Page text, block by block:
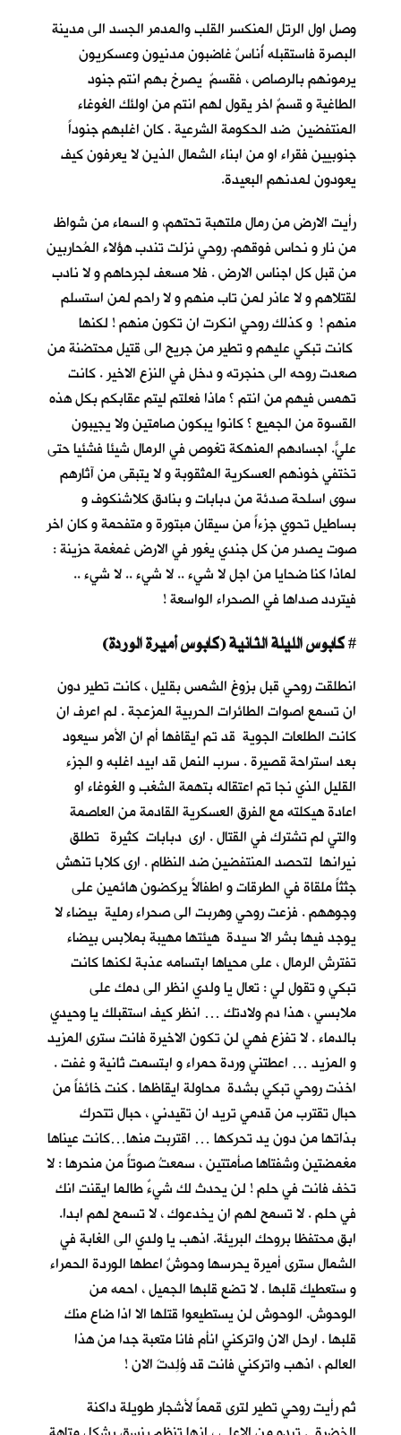
وصل اول الرتل المنكسر القلب والمدمر الجسد الى مدينة
البصرة فاستقبله أُناسٌ غاضبون مدنيون وعسكريون
يرمونهم بالرصاص ، فقسمٌ يصرخ بهم انتم جنود
الطاغية و قسمٌ اخر يقول لهم انتم من اولئك الغوغاء
المنتفضين ضد الحكومة الشرعية . كان اغلبهم جنوداً
جنوبيين فقراء او من ابناء الشمال الذين لا يعرفون كيف
يعودون لمدنهم البعيدة.
رأيت الارض من رمال ملتهبة تحتهم، و السماء من شواظ
من نار و نحاس فوقهم. روحي نزلت تندب هؤلاء المُحاربين
من قبل كل اجناس الارض . فلا مسعف لجرحاهم و لا نادب
لقتلاهم و لا عاذر لمن تاب منهم و لا راحم لمن استسلم
منهم ! و كذلك روحي انكرت ان تكون منهم ! لكنها
كانت تبكي عليهم و تطير من جريح الى قتيل محتضنة من
صعدت روحه الى حنجرته و دخل في النزع الاخير . كانت
تهمس فيهم من انتم ؟ ماذا فعلتم ليتم عقابكم بكل هذه
القسوة من الجميع ؟ كانوا يبكون صامتين ولا يجيبون
عليّ. اجسادهم المنهكة تغوص في الرمال شيئا فشئياً حتى
تختفي خوذهم العسكرية المثقوبة و لا يتبقى من آثارهم
سوى اسلحة صدئة من دبابات و بنادق كلاشنكوف و
بساطيل تحوي جزءاً من سيقان مبتورة و متفحمة و كان اخر
صوت يصدر من كل جندي يغور في الارض غمغمة حزينة :
لماذا كنا ضحايا من اجل لا شيء .. لا شيء .. لا شيء ..
فيتردد صداها في الصحراء الواسعة !
كابوس الليلة الثانية (كابوس أميرة الوردة)#
انطلقت روحي قبل بزوغ الشمس بقليل ، كانت تطير دون
ان تسمع اصوات الطائرات الحربية المزعجة . لم اعرف ان
كانت الطلعات الجوية قد تم ايقافها أم ان الأمر سيعود
بعد استراحة قصيرة . سرب النمل قد ابيد اغلبه و الجزء
القليل الذي نجا تم اعتقاله بتهمة الشغب و الغوغاء او
اعادة هيكلته مع الفرق العسكرية القادمة من العاصمة
والتي لم تشترك في القتال . ارى دبابات كثيرة تطلق
نيرانها لتحصد المنتفضين ضد النظام . ارى كلابا تنهش
جثثاً ملقاة في الطرقات و اطفالاً يركضون هائمين على
وجوههم . فزعت روحي وهربت الى صحراء رملية بيضاء لا
يوجد فيها بشر الا سيدة هيئتها مهيبة بملابس بيضاء
تفترش الرمال ، على محياها ابتسامه عذبة لكنها كانت
تبكي و تقول لي : تعال يا ولدي انظر الى دمك على
ملابسي ، هذا دم ولادتك … انظر كيف استقبلك يا وحيدي
بالدماء . لا تفزع فهي لن تكون الاخيرة فانت سترى المزيد
و المزيد … اعطتني وردة حمراء و ابتسمت ثانية و غفت .
اخذت روحي تبكي بشدة محاولة ايقاظها . كنت خائفاً من
حبال تقترب من قدمي تريد ان تقيدني ، حبال تتحرك
بذاتها من دون يد تحركها … اقتربت منها…كانت عيناها
مغمضتين وشفتاها صأمتتين ، سمعتُ صوتاً من منحرها : لا
تخف فانت في حلم ! لن يحدث لك شيءٌ طالما ايقنت انك
في حلم . لا تسمح لهم ان يخدعوك ، لا تسمح لهم ابدا.
ابق محتفظا بروحك البريئة. اذهب يا ولدي الى الغابة في
الشمال سترى أميرة يحرسها وحوشٌ اعطها الوردة الحمراء
و ستعطيك قلبها . لا تضع قلبها الجميل ، احمه من
الوحوش. الوحوش لن يستطيعوا قتلها الا اذا ضاع منك
قلبها . ارحل الان واتركني انأم فانا متعبة جدا من هذا
العالم ، اذهب واتركني فانت قد وُلِدتَ الان !
ثم رأيت روحي تطير لترى قمماً لأشجارٍ طويلة داكنة